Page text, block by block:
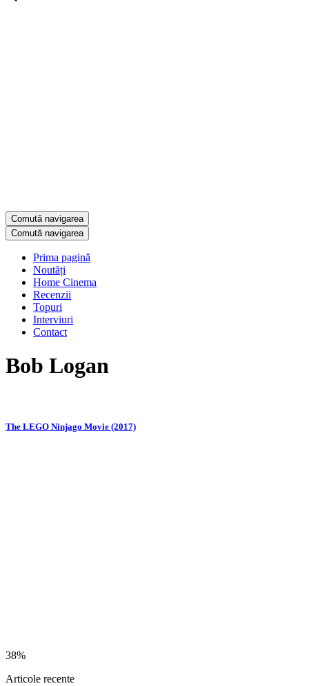
Comută navigarea
Comută navigarea
Prima pagină
Noutăți
Home Cinema
Recenzii
Topuri
Interviuri
Contact
Bob Logan
The LEGO Ninjago Movie (2017)
38%
Articole recente